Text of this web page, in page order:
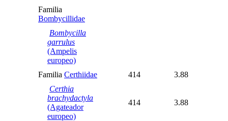
Familia
Bombycillidae
Bombycilla
garrulus
(Ampelis
europeo)
Familia Certhiidae 414
3.88
Certhia
brachydactyla
(Agateador
europeo)
414 3.88